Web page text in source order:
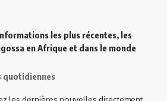
les plus récentes, les
en Afrique et dans le monde
quotidiennes